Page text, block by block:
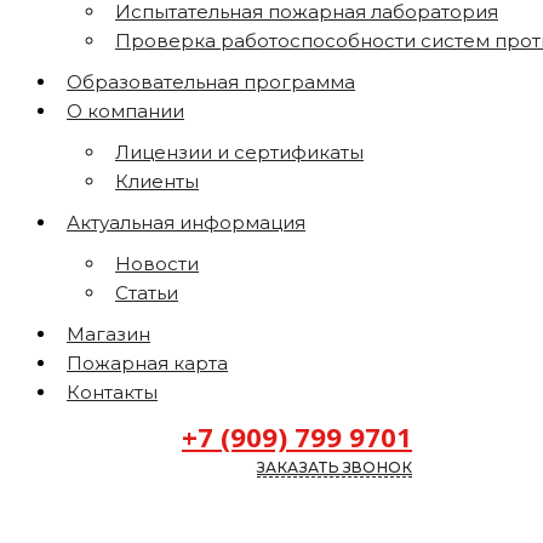
Испытательная пожарная лаборатория
Проверка работоспособности систем
Образовательная программа
О компании
Лицензии и сертификаты
Клиенты
Актуальная информация
Новости
Статьи
Магазин
Пожарная карта
Контакты
+7 (909) 799 9701
ЗАКАЗАТЬ ЗВОНОК